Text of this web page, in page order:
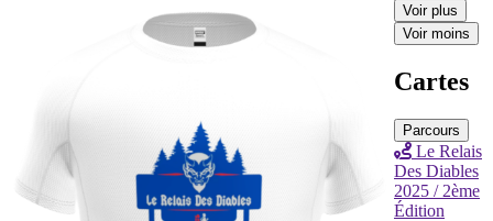
Voir plus
Voir moins
Cartes
Parcours
Le Relais
Des Diables
2025 / 2ème
Édition